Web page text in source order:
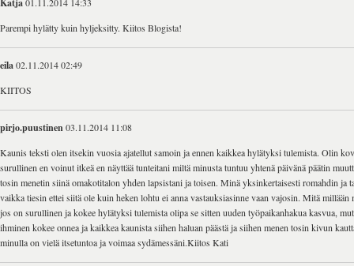
Katja
Parempi hylätty kuin hyljeksitty. Kiitos Blogista!
eila02.11.2014 02:49
KIITOS
pirjo.puustinen03.11.2014 11:08
Kaunis teksti olen itsekin vuosia ajatellut samoin ja ennen kaikkea hylätyksi tulemista. Olin
surullinen en voinut itkeä en näyttää tunteitani miltä minusta tuntuu yhtenä päivänä päätin
tosin menetin siinä omakotitalon yhden lapsistani ja toisen. Minä yksinkertaisesti romahdin ja
vaikka tiesin ettei siitä ole kuin heken lohtu ei anna vastauksiasinne vaan vajosin. Mitä millään
jos on surullinen ja kokee hylätyksi tulemista olipa se sitten uuden työpaikanhakua kasvua,
ihminen kokee onnea ja kaikkea kaunista siihen haluan päästä ja siihen menen tosin kivun
minulla on vielä itsetuntoa ja voimaa sydämessäni.Kiitos Kati